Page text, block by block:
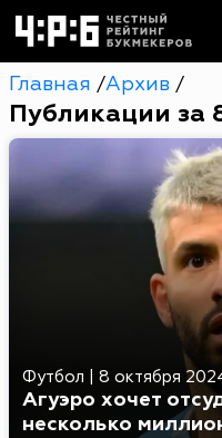
Главная /Архив /
Публикации за
Футбол 8 октября
Агуэро хочет
несколько